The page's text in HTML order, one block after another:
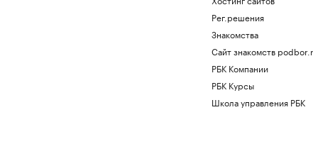
Рег.решения
Знакомства
Сайт знакомств
РБК Компании
РБК Курсы
Школа управления РБК